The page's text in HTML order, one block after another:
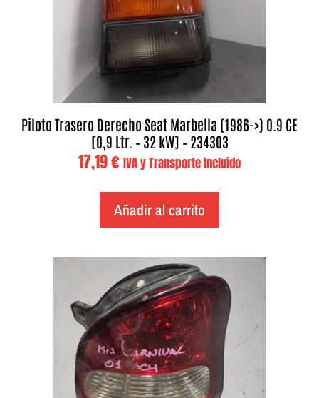
Piloto Trasero Derecho Seat Marbella (1986->) 0.9 CE
[0,9 Ltr. – 32 kW] – 234303
17,19€ IVA y Transporte Incluido
Añadir al carrito